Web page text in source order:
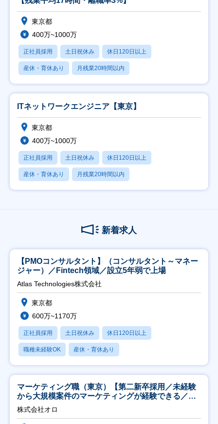
東京都
400万~1000万
正社員採用 土日祝休み 休日120日以上
産休・育休あり 月残業20時間以内
ITネットワークエンジニア【東京】
東京都
400万~1000万
正社員採用 土日祝休み 休日120日以上
産休・育休あり 月残業20時間以内
新着求人
【PMOコンサルタント】（コンサルタント～マネー
ジャー）／Fintech領域／設立5年弱で上場
Atlas Technologies株式会社
東京都
600万~1170万
正社員採用 土日祝休み 休日120日以上
職種未経験OK 産休・育休あり
マーケティング職（東京）【第二新卒採用／未経験
から大規模案件のマーケティングが経験できる／研
修充実】
株式会社オロ